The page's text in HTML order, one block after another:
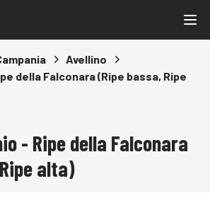
Avellino
della Falconara (Ripe bassa, Ripe
- Ripe della Falconara
alta)